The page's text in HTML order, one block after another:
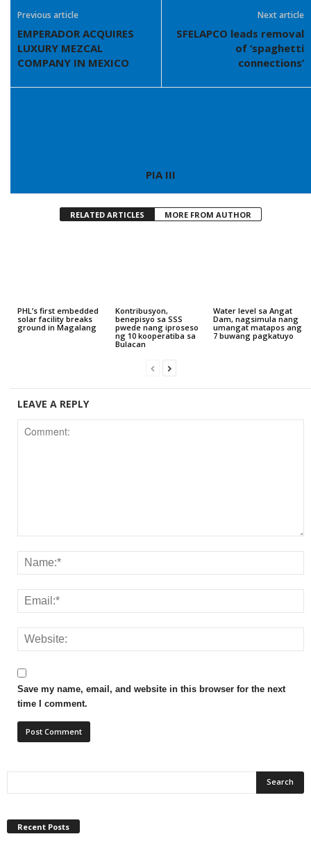
Previous article
EMPERADOR ACQUIRES
LUXURY MEZCAL
COMPANY IN MEXICO
Next article
SFELAPCO leads removal
of ‘spaghetti
connections’
PIA III
RELATED ARTICLES MORE FROM AUTHOR
PHL’s first embedded
solar facility breaks
ground in Magalang
Kontribusyon,
benepisyo sa SSS
pwede nang iproseso
ng 10 kooperatiba sa
Bulacan
Water level sa Angat
Dam, nagsimula nang
umangat matapos ang
7 buwang pagkatuyo
LEAVE A REPLY
Save my name, email, and website in this browser for the next
time I comment.
Recent Posts